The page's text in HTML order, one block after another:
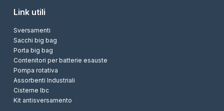
Link utili
Sversamenti
Sacchi big bag
Porta big bag
Contenitori per batterie esauste
Pompa rotativa
Assorbenti Industriali
Cisterne Ibc
Kit antisversamento